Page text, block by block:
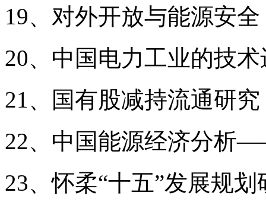
19、对外开放与能源安全
20、中国电力工业的技
21、国有股减持流通研究
22、中国能源经济分析
23、怀柔“十五”发展规划